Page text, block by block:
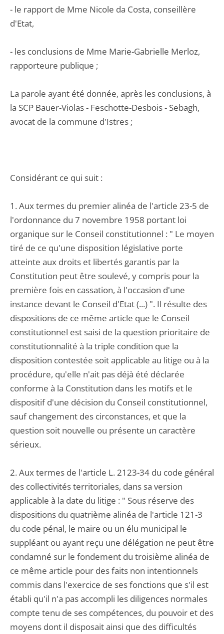
- le rapport de Mme Nicole da Costa, conseillère
d'Etat,
- les conclusions de Mme Marie-Gabrielle Merloz,
rapporteure publique ;
La parole ayant été donnée, après les conclusions, à
la SCP Bauer-Violas - Feschotte-Desbois - Sebagh,
avocat de la commune d'Istres ;
Considérant ce qui suit :
1. Aux termes du premier alinéa de l'article 23-5 de
l'ordonnance du 7 novembre 1958 portant loi
organique sur le Conseil constitutionnel : " Le moyen
tiré de ce qu'une disposition législative porte
atteinte aux droits et libertés garantis par la
Constitution peut être soulevé, y compris pour la
première fois en cassation, à l'occasion d'une
instance devant le Conseil d'Etat (...) ". Il résulte des
dispositions de ce même article que le Conseil
constitutionnel est saisi de la question prioritaire de
constitutionnalité à la triple condition que la
disposition contestée soit applicable au litige ou à la
procédure, qu'elle n'ait pas déjà été déclarée
conforme à la Constitution dans les motifs et le
dispositif d'une décision du Conseil constitutionnel,
sauf changement des circonstances, et que la
question soit nouvelle ou présente un caractère
sérieux.
2. Aux termes de l'article L. 2123-34 du code général
des collectivités territoriales, dans sa version
applicable à la date du litige : " Sous réserve des
dispositions du quatrième alinéa de l'article 121-3
du code pénal, le maire ou un élu municipal le
suppléant ou ayant reçu une délégation ne peut être
condamné sur le fondement du troisième alinéa de
ce même article pour des faits non intentionnels
commis dans l'exercice de ses fonctions que s'il est
établi qu'il n'a pas accompli les diligences normales
compte tenu de ses compétences, du pouvoir et des
moyens dont il disposait ainsi que des difficultés